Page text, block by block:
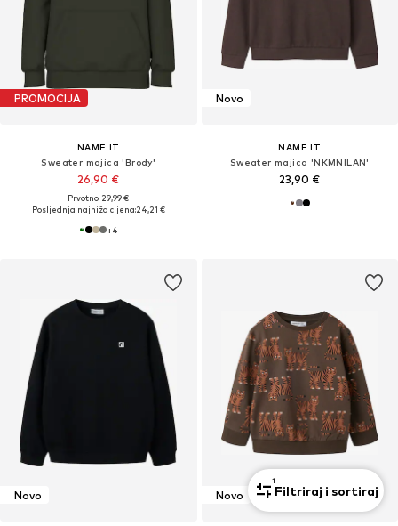
PROMOCIJA
NAME IT
Sweater majica 'Brody'
26,90 €
Prvotno: 29,99 €
Posljednja najniža cijena:24,21 €
+4
Novo
NAME IT
Sweater majica 'NKMNILAN'
23,90 €
Novo Novo
1
Filtriraj i sortiraj